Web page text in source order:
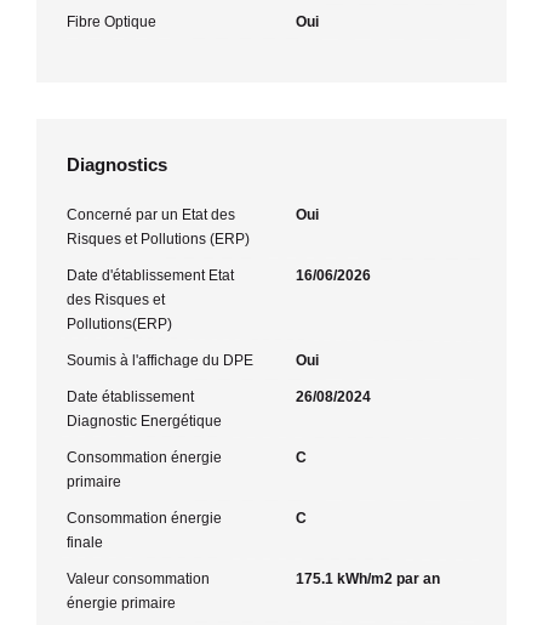
Fibre Optique Oui
Diagnostics
Concerné par un Etat des
Risques et Pollutions (ERP)
Oui
Date d'établissement Etat
des Risques et
Pollutions(ERP)
16/06/2026
Soumis à l'affichage du DPE Oui
Date établissement
Diagnostic Energétique
26/08/2024
Consommation énergie
primaire
C
Consommation énergie
finale
C
Valeur consommation
énergie primaire
175.1 kWh/m2 par an